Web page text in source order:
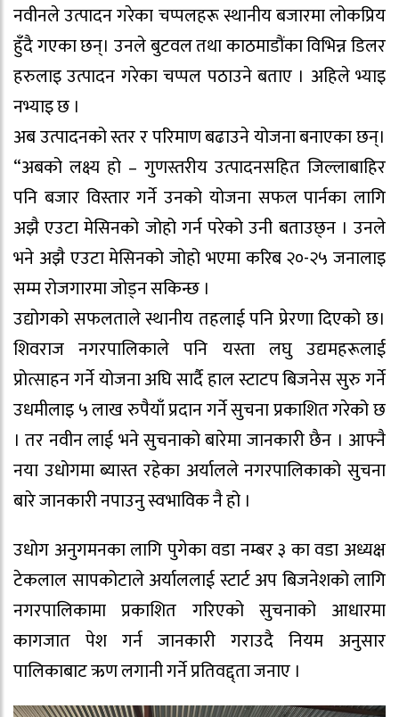
नवीनले उत्पादन गरेका चप्पलहरू स्थानीय बजारमा लोकप्रिय
हुँदै गएका छन्। उनले बुटवल तथा काठमाडौंका विभिन्न डिलर
हरुलाइ उत्पादन गरेका चप्पल पठाउने बताए । अहिले भ्याइ
नभ्याइ छ ।
अब उत्पादनको स्तर र परिमाण बढाउने योजना बनाएका छन्।
“अबको लक्ष्य हो – गुणस्तरीय उत्पादनसहित जिल्लाबाहिर
पनि बजार विस्तार गर्ने उनको योजना सफल पार्नका लागि
अझै एउटा मेसिनको जोहो गर्न परेको उनी बताउछ्न । उनले
भने अझै एउटा मेसिनको जोहो भएमा करिब २०-२५ जनालाइ
सम्म रोजगारमा जोड्न सकिन्छ ।
उद्योगको सफलताले स्थानीय तहलाई पनि प्रेरणा दिएको छ।
शिवराज नगरपालिकाले पनि यस्ता लघु उद्यमहरूलाई
प्रोत्साहन गर्ने योजना अघि सार्दै हाल स्टाटप बिजनेस सुरु गर्ने
उधमीलाइ ५ लाख रुपैयाँ प्रदान गर्ने सुचना प्रकाशित गरेको छ
। तर नवीन लाई भने सुचनाको बारेमा जानकारी छैन । आफ्नै
नया उधोगमा ब्यास्त रहेका अर्यालले नगरपालिकाको सुचना
बारे जानकारी नपाउनु स्वभाविक नै हो ।
उधोग अनुगमनका लागि पुगेका वडा नम्बर ३ का वडा अध्यक्ष
टेकलाल सापकोटाले अर्याललाई स्टार्ट अप बिजनेशको लागि
नगरपालिकामा प्रकाशित गरिएको सुचनाको आधारमा
कागजात पेश गर्न जानकारी गराउदै नियम अनुसार
पालिकाबाट ऋण लगानी गर्ने प्रतिवद्द्ता जनाए ।